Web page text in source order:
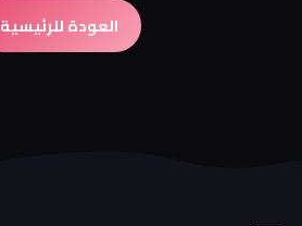
العودة للرئيسية